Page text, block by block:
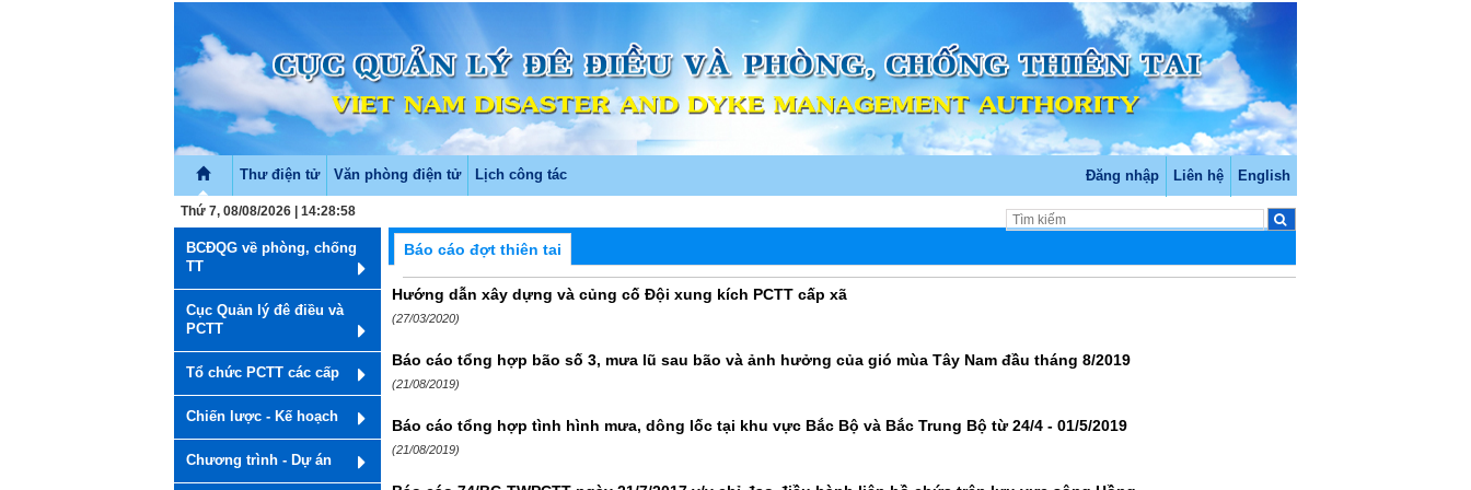
Thư điện tử Văn phòng điện tử Lịch công tác Đăng nhập Liên hệ English
Thứ 7, 08/08/2026 | 14:28:58
BCĐQG về phòng, chống
TT
Cục Quản lý đê điều và
PCTT
Tổ chức PCTT các cấp
Chiến lược - Kế hoạch
Chương trình - Dự án
Báo cáo đợt thiên tai
Hướng dẫn xây dựng và củng cố Đội xung kích PCTT cấp xã
(27/03/2020)
Báo cáo tổng hợp bão số 3, mưa lũ sau bão và ảnh hưởng của gió mùa Tây Nam đầu tháng 8/2019
(21/08/2019)
Báo cáo tổng hợp tình hình mưa, dông lốc tại khu vực Bắc Bộ và Bắc Trung Bộ từ 24/4 - 01/5/2019
(21/08/2019)